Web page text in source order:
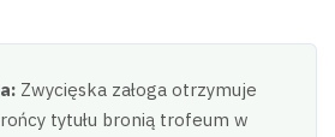
Zwycięska załoga otrzymuje
tytułu bronią trofeum w